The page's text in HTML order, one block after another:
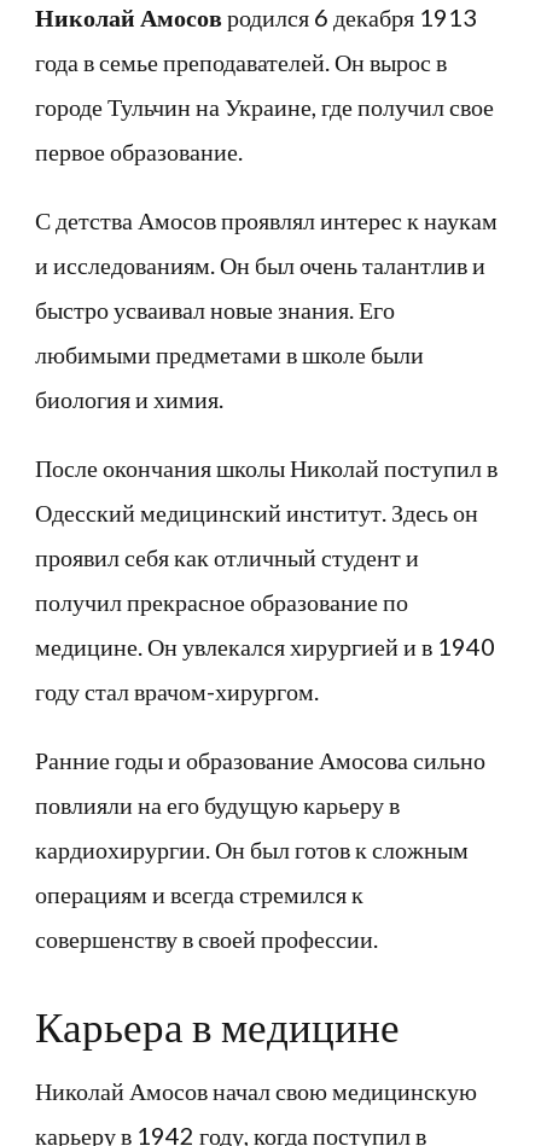
Николай Амосовродился 6 декабря 1913
года в семье преподавателей. Он вырос в
городе Тульчин на Украине, где получил свое
первое образование.
С детства Амосов проявлял интерес к наукам
и исследованиям. Он был очень талантлив и
быстро усваивал новые знания. Его
любимыми предметами в школе были
биология и химия.
После окончания школы Николай поступил в
Одесский медицинский институт. Здесь он
проявил себя как отличный студент и
получил прекрасное образование по
медицине. Он увлекался хирургией и в 1940
году стал врачом-хирургом.
Ранние годы и образование Амосова сильно
повлияли на его будущую карьеру в
кардиохирургии. Он был готов к сложным
операциям и всегда стремился к
совершенству в своей профессии.
Карьера в медицине
Николай Амосов начал свою медицинскую
карьеру в 1942 году, когда поступил в